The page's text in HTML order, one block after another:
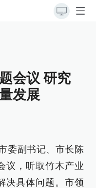
会议 研究
发展
委副书记、市长陈
议，听取竹木产业
决具体问题。市领